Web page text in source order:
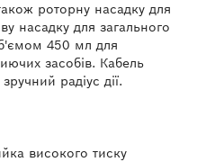
роторну насадку для
насадку для загального
450 мл для
засобів. Кабель
радіус дії.
високого тиску